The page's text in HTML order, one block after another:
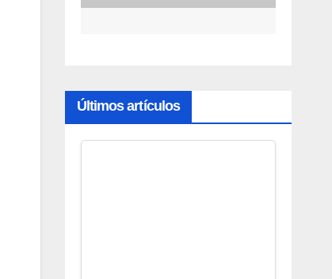
Últimos artículos